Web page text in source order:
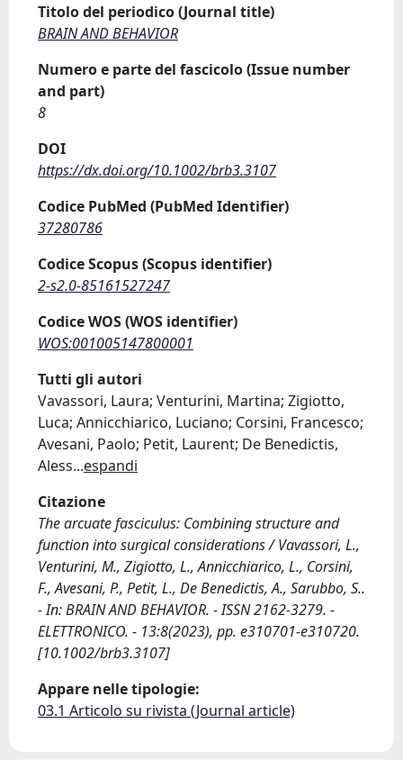
Titolo del periodico (Journal title)
BRAIN AND BEHAVIOR
Numero e parte del fascicolo (Issue number
and part)
8
DOI
https://dx.doi.org/10.1002/brb3.3107
Codice PubMed (PubMed Identifier)
37280786
Codice Scopus (Scopus identifier)
2-s2.0-85161527247
Codice WOS (WOS identifier)
WOS:001005147800001
Tutti gli autori
Vavassori, Laura; Venturini, Martina; Zigiotto,
Luca; Annicchiarico, Luciano; Corsini, Francesco;
Avesani, Paolo; Petit, Laurent; De Benedictis,
Aless...espandi
Citazione
The arcuate fasciculus: Combining structure and
function into surgical considerations / Vavassori, L.,
Venturini, M., Zigiotto, L., Annicchiarico, L., Corsini,
F., Avesani, P., Petit, L., De Benedictis, A., Sarubbo, S..
- In: BRAIN AND BEHAVIOR. - ISSN 2162-3279. -
ELETTRONICO. - 13:8(2023), pp. e310701-e310720.
[10.1002/brb3.3107]
Appare nelle tipologie:
03.1 Articolo su rivista (Journal article)